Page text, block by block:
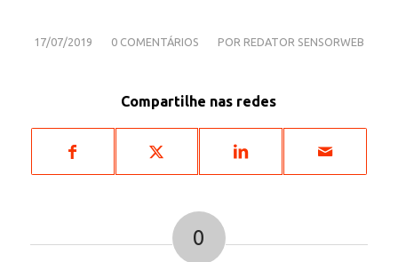
17/07/2019
/ 0 COMENTÁRIOS
/ POR REDATOR SENSORWEB
Compartilhe nas redes
0